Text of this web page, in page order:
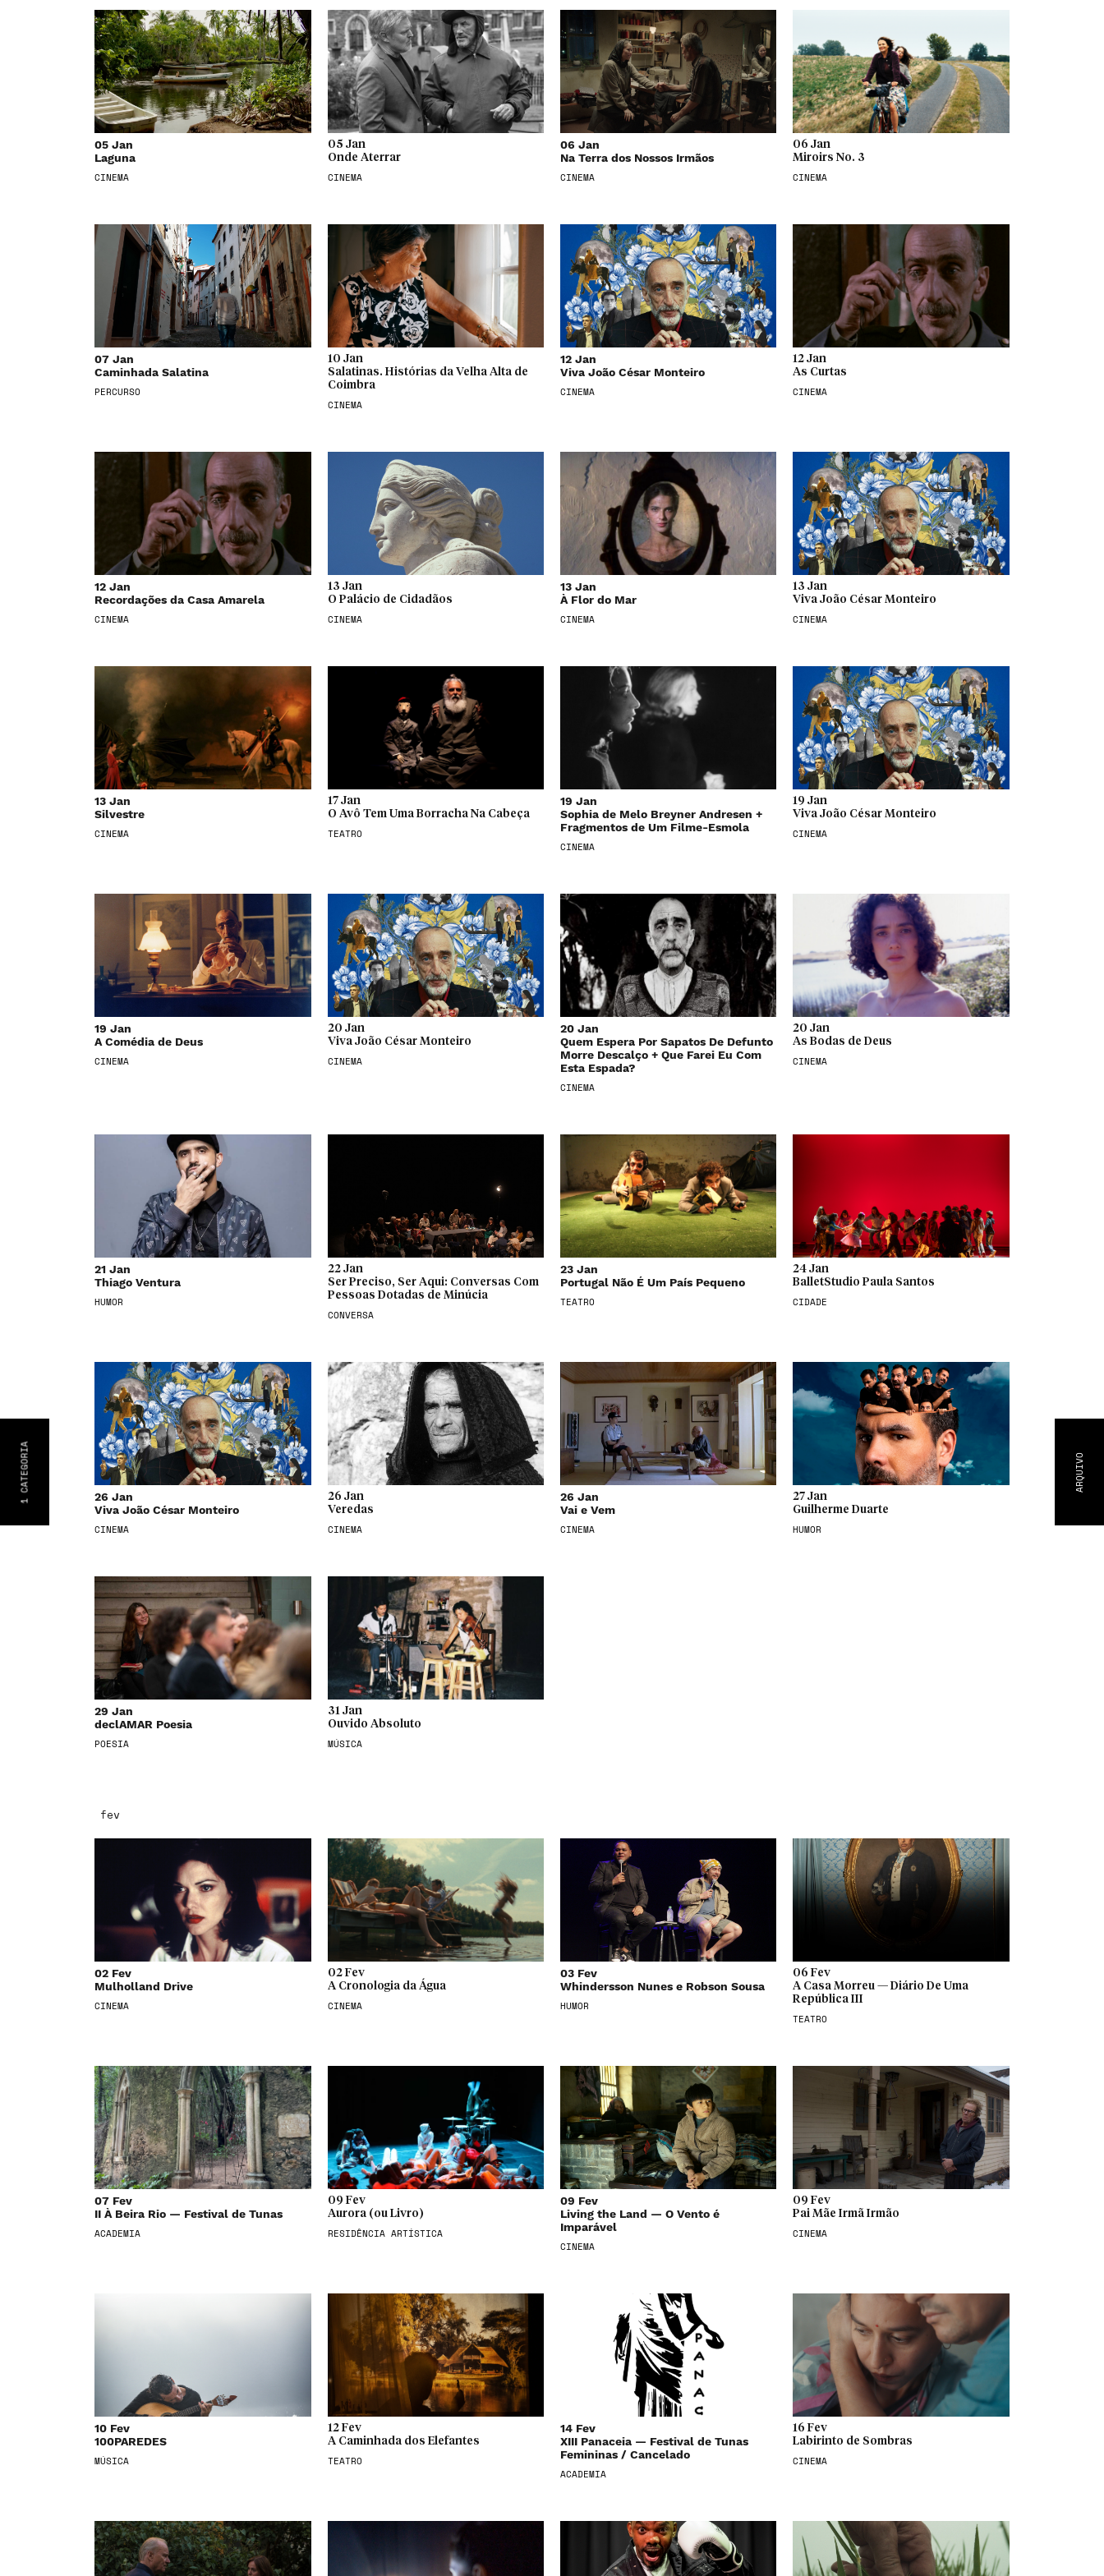
ARQUIVO
1
CATEGORIA
05 Jan
Laguna
CINEMA
05 Jan
Onde Aterrar
CINEMA
06 Jan
Na Terra dos Nossos Irmãos
CINEMA
06 Jan
Miroirs No. 3
CINEMA
07 Jan
Caminhada Salatina
PERCURSO
10 Jan
Salatinas. Histórias da Velha Alta de
Coimbra
CINEMA
12 Jan
Viva João César Monteiro
CINEMA
12 Jan
As Curtas
CINEMA
12 Jan
Recordações da Casa Amarela
CINEMA
13 Jan
O Palácio de Cidadãos
CINEMA
13 Jan
À Flor do Mar
CINEMA
13 Jan
Viva João César Monteiro
CINEMA
13 Jan
Silvestre
CINEMA
17 Jan
O Avô Tem Uma Borracha Na Cabeça
TEATRO
19 Jan
Sophia de Melo Breyner Andresen +
Fragmentos de Um Filme-Esmola
CINEMA
19 Jan
Viva João César Monteiro
CINEMA
19 Jan
A Comédia de Deus
CINEMA
20 Jan
Viva João César Monteiro
CINEMA
20 Jan
Quem Espera Por Sapatos De Defunto
Morre Descalço + Que Farei Eu Com
Esta Espada?
CINEMA
20 Jan
As Bodas de Deus
CINEMA
21 Jan
Thiago Ventura
HUMOR
22 Jan
Ser Preciso, Ser Aqui: Conversas Com
Pessoas Dotadas de Minúcia
CONVERSA
23 Jan
Portugal Não É Um País Pequeno
TEATRO
24 Jan
BalletStudio Paula Santos
CIDADE
26 Jan
Viva João César Monteiro
CINEMA
26 Jan
Veredas
CINEMA
26 Jan
Vai e Vem
CINEMA
27 Jan
Guilherme Duarte
HUMOR
29 Jan
declAMAR Poesia
POESIA
31 Jan
Ouvido Absoluto
MÚSICA
fev
02 Fev
Mulholland Drive
CINEMA
02 Fev
A Cronologia da Água
CINEMA
03 Fev
Whindersson Nunes e Robson Sousa
HUMOR
06 Fev
A Casa Morreu — Diário De Uma
República III
TEATRO
07 Fev
II À Beira Rio — Festival de Tunas
ACADEMIA
09 Fev
Aurora (ou Livro)
RESIDÊNCIA ARTÍSTICA
09 Fev
Living the Land — O Vento é
Imparável
CINEMA
09 Fev
Pai Mãe Irmã Irmão
CINEMA
10 Fev
100PAREDES
MÚSICA
12 Fev
A Caminhada dos Elefantes
TEATRO
14 Fev
XIII Panaceia — Festival de Tunas
Femininas / Cancelado
ACADEMIA
16 Fev
Labirinto de Sombras
CINEMA